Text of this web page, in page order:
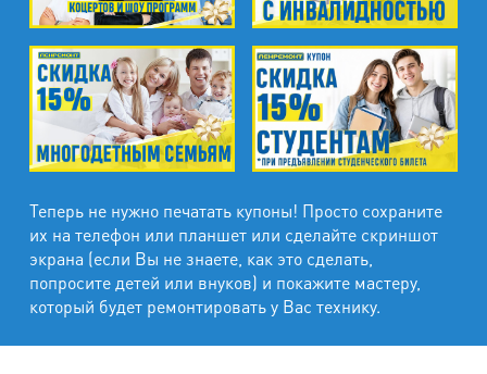
Теперь не нужно печатать купоны! Просто сохраните
их на телефон или планшет или сделайте скриншот
экрана (если Вы не знаете, как это сделать,
попросите детей или внуков) и покажите мастеру,
который будет ремонтировать у Вас технику.